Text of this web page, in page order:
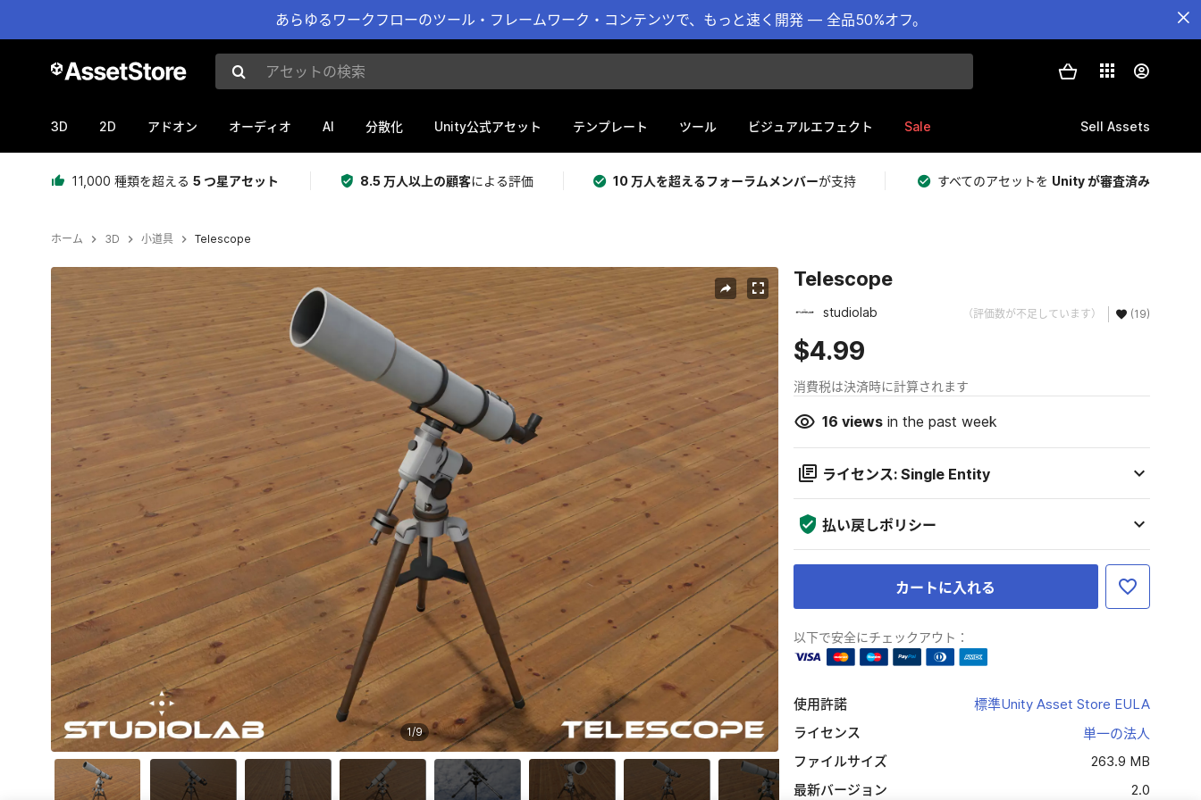
あらゆるワークフローのツール・フレームワーク・コンテンツで、もっと速く開発 — 全品50%オフ。
アセットの検索
3D 2D アドオン オーディオ AI 分散化 Unity公式アセット テンプレート ツール ビジュアルエフェクト Sale Sell Assets
11,000 種類を超える 5 つ星アセット 8.5 万人以上の顧客による評価 10 万人を超えるフォーラムメンバーが支持 すべてのアセットを Unity が審査済み
ホーム 3D 小道具 Telescope
現在のスライド：1 / 9
1/9
Telescope
studiolab （評価数が不足しています） (19)
$4.99
消費税は決済時に計算されます
16 viewsin the past week
ライセンス: Single Entity
払い戻しポリシー
カートに入れる
以下で安全にチェックアウト：
使用許諾
標準Unity Asset Store EULA
ライセンス
単一の法人
ファイルサイズ
263.9 MB
最新バージョン
2.0